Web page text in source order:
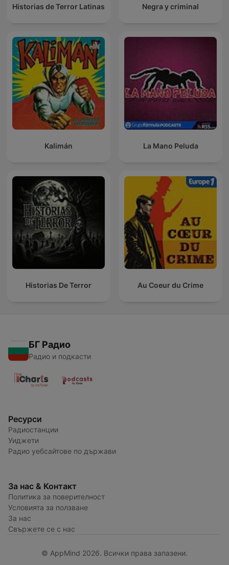
Historias de Terror Latinas Negra y criminal
Kalimán La Mano Peluda
Historias De Terror Au Coeur du Crime
БГ Радио
Радио и подкасти
Ресурси
Радиостанции
Уиджети
Радио уебсайтове по държави
За нас & Контакт
Политика за поверителност
Условията за ползване
За нас
Свържете се с нас
© AppMind 2026. Всички права запазени.